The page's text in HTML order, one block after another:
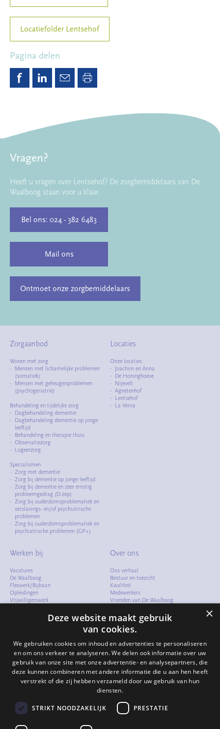
Locatiefolder Lentsehof
Pagina delen
Vragen?
Heeft u vragen over Lentsehof? De zorgbemiddelaars van De
Waalboog staan voor u klaar.
Bel ons: 024 - 382 6483
Mail ons
Ontmoet onze zorgbemiddelaars
Zorgaanbod
Wonen met zorg
Mensen met lichamelijke problemen
(somatiek)
Mensen met geheugenproblemen
(psychogeriatrie)
Behandeling en tijdelijke zorg
Dagbehandeling dementie
Dagbehandeling dementie op jonge
leeftijd
Behandeling en therapie thuis
Observatiezorg
Logeerzorg
Specialismen
Zorg met dementie
Zorg bij dementie op jonge leeftijd
Zorg bij dementie en zeer ernstig
probleemgedrag (D-zep)
Zorg bij ouderdomsproblematiek en
verslavings- en/of psychiatrische
problemen
Zorg bij ouderdomsproblematiek en
psychiatrische problemen (GP+)
Locaties
Onze locaties
Joachim en Anna
De Honinghoeve
Nijevelt
Agnetenhof
Lentsehof
La Verna
Werken bij
Vacatures
De Waalboog
Flexwerk/Bijbaan
Opleidingen
Vrijwilligerswerk
Arbeidsvoorwaarden
Over ons
Ons verhaal
Bestuur en toezicht
Kwaliteit
Medewerkers
Vrienden van De Waalboog
Folders en documenten
Samenwerken
Expertisecentrum
Verhalen
Contact
024 - 322 82 64
6503 CB Nijmegen
×
Deze website maakt gebruik
van cookies.
We gebruiken cookies om inhoud en advertenties te personaliseren
en om ons verkeer te analyseren. We delen ook informatie over uw
gebruik van onze site met onze advertentie- en analysepartners, die
deze kunnen combineren met andere informatie die u aan hen heeft
verstrekt of die zij hebben verzameld door uw gebruik van hun
diensten.
STRIKT NOODZAKELIJK PRESTATIE